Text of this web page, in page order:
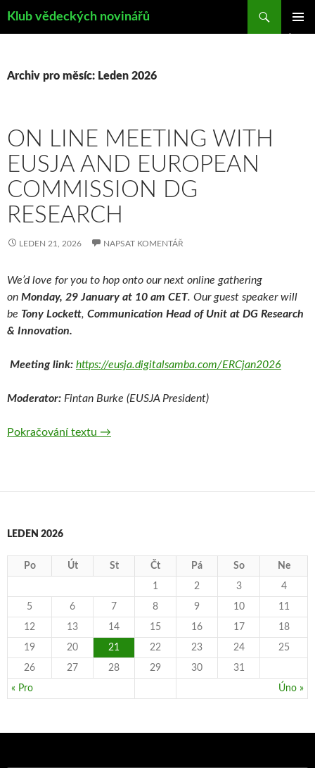
Klub vědeckých novinářů
WEBU
Archiv pro měsíc: Leden 2026
ON LINE MEETING WITH
EUSJA AND EUROPEAN
COMMISSION DG
RESEARCH
LEDEN 21, 2026 NAPSAT KOMENTÁŘ
We’d love for you to hop onto our next online gathering
on Monday, 29 January at 10 am CET. Our guest speaker will
be Tony Lockett, Communication Head of Unit at DG Research
& Innovation.
Meeting link: https://eusja.digitalsamba.com/ERCjan2026
Moderator: Fintan Burke (EUSJA President)
Pokračování textu On line meeting with EUSJA and European
→
LEDEN 2026
Po Út St Čt Pá So Ne
« Pro Úno »
1 2 3 4
5 6 7 8 9 10 11
12 13 14 15 16 17 18
19 20 21 22 23 24 25
26 27 28 29 30 31